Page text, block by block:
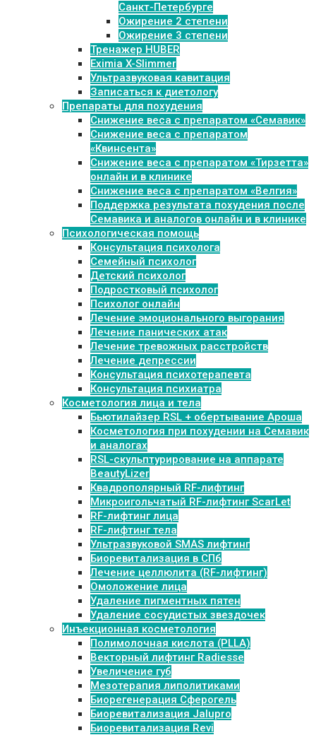
Санкт-Петербурге
Ожирение 2 степени
Ожирение 3 степени
Тренажер HUBER
Eximia X-Slimmer
Ультразвуковая кавитация
Записаться к диетологу
Препараты для похудения
Cнижение веса с препаратом «Семавик»
Снижение веса с препаратом
«Квинсента»
Снижение веса с препаратом «Тирзетта»
онлайн и в клинике
Снижение веса с препаратом «Велгия»
Поддержка результата похудения после
Семавика и аналогов онлайн и в клинике
Психологическая помощь
Консультация психолога
Семейный психолог
Детский психолог
Подростковый психолог
Психолог онлайн
Лечение эмоционального выгорания
Лечение панических атак
Лечение тревожных расстройств
Лечение депрессии
Консультация психотерапевта
Консультация психиатра
Косметология лица и тела
Бьютилайзер RSL + обертывание Ароша
Косметология при похудении на Семавик
и аналогах
RSL-скульптурирование на аппарате
BeautyLizer
Квадрополярный RF-лифтинг
Микроигольчатый RF-лифтинг ScarLet
RF-лифтинг лица
RF-лифтинг тела
Ультразвуковой SMAS лифтинг
Биоревитализация в СПб
Лечение целлюлита (RF-лифтинг)
Омоложение лица
Удаление пигментных пятен
Удаление сосудистых звездочек
Инъекционная косметология
Полимолочная кислота (PLLA)
Векторный лифтинг Radiesse
Увеличение губ
Мезотерапия липолитиками
Биорегенерация Сферогель
Биоревитализация Jalupro
Биоревитализация Revi